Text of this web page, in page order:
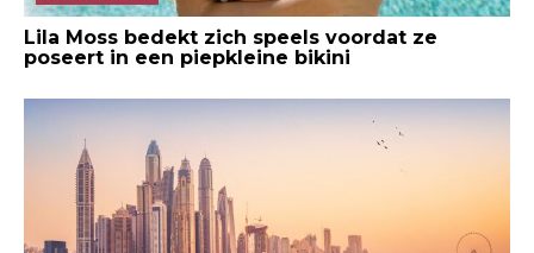
Lila Moss bedekt zich speels voordat ze
poseert in een piepkleine bikini